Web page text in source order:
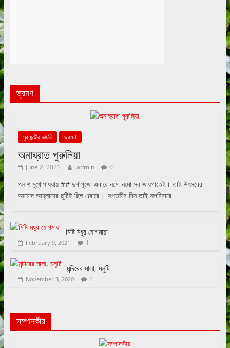
ভ্রমণ
ঘুরনচন্ডীর ডায়রি ভ্রমণ
অনাঘ্রাত পুরুলিয়া
June 2, 2021 admin 0
পলাশ মুখোপাধ্যায় ## দুর্গাপুজো এবারে নমো নমো সব জায়গাতেই। তাই উৎসবের
আমোদ আহ্লাদের ছুটিই ছিল এবারে। সপ্তমীর দিন তাই সপরিবারে
মিষ্টি মধুর যোগমায়া
February 9, 2021 1
মন্দিরের মালা, মলুটি
November 3, 2020 1
সম্পাদকীয়